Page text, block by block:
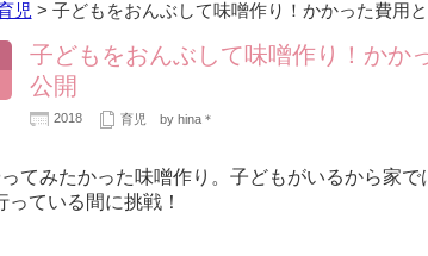
児 > 子どもをおんぶして味噌作り！かかった費用
子どもをおんぶして味噌作り！かか
公開
2018 育児 by hina＊
てみたかった味噌作り。子どもがいるから家
っている間に挑戦！